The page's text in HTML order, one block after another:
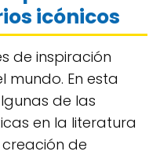
icónicos
de inspiración
En esta
de las
en la literatura
de